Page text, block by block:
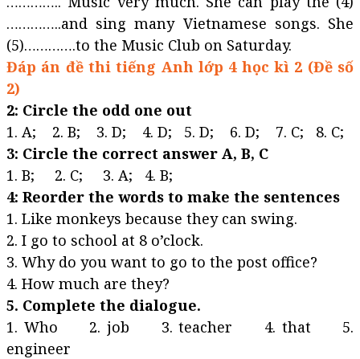
…………..and sing many Vietnamese songs. She
(5)………….to the Music Club on Saturday.
Đáp án đề thi tiếng Anh lớp 4 học kì 2 (Đề số
2)
2: Circle the odd one out
1. A; 2. B; 3. D; 4. D; 5. D; 6. D; 7. C; 8. C;
3: Circle the correct answer A, B, C
1. B; 2. C; 3. A; 4. B;
4: Reorder the words to make the sentences
1. Like monkeys because they can swing.
2. I go to school at 8 o’clock.
3. Why do you want to go to the post office?
4. How much are they?
5. Complete the dialogue.
1. Who 2. job 3. teacher 4. that 5.
engineer